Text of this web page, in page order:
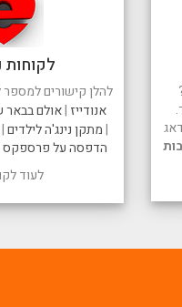
לקוחות
להלן קישורים למספר
אנודייז |אולם בבאר
|מתקן נינג'ה לילדים |
הדפסה על פרספקס
לעוד